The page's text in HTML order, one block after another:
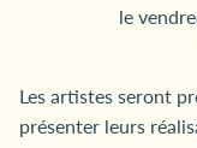
le
Les artistes seront
présenter leurs